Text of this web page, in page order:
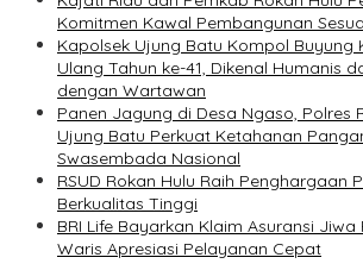
Komitmen Kawal Pembangunan
Kapolsek Ujung Batu Kompol Buyung
Ulang Tahun ke-41, Dikenal Humanis
dengan Wartawan
Panen Jagung di Desa Ngaso, Polres
Ujung Batu Perkuat Ketahanan
Swasembada Nasional
RSUD Rokan Hulu Raih Penghargaan
Berkualitas Tinggi
BRI Life Bayarkan Klaim Asuransi Jiwa
Waris Apresiasi Pelayanan Cepat